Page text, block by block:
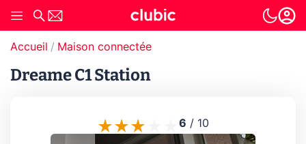
Accueil Maison connectée
Dreame C1 Station
6 / 10